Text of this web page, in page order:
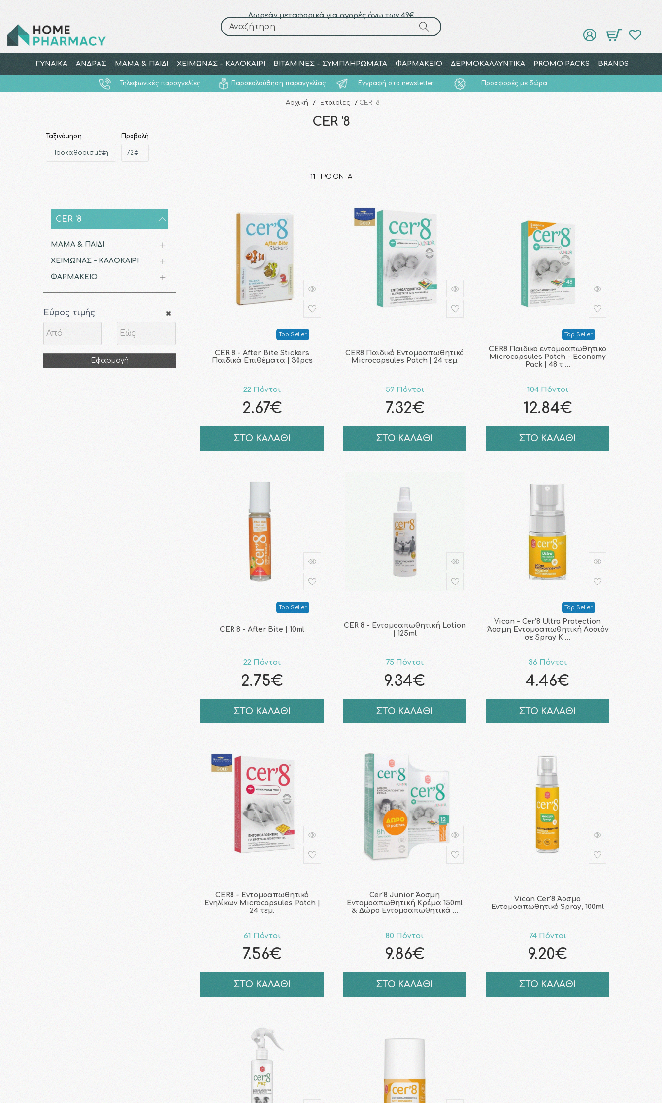
Δωρεάν μεταφορικά για αγορές άνω των 49€
Αναζήτηση
ΓΥΝΑΙΚΑ ΑΝΔΡΑΣ ΜΑΜΑ & ΠΑΙΔΙ ΧΕΙΜΩΝΑΣ - ΚΑΛΟΚΑΙΡΙ ΒΙΤΑΜΙΝΕΣ - ΣΥΜΠΛΗΡΩΜΑΤΑ ΦΑΡΜΑΚΕΙΟ ΔΕΡΜΟΚΑΛΛΥΝΤΙΚΑ PROMO PACKS BRANDS
Τηλεφωνικές παραγγελίες Παρακολούθηση παραγγελίας Εγγραφή στο newsletter Προσφορές με δώρα
Αναζήτηση
Αρχική / Εταιρίες / CER '8
CER '8
Ταξινόμηση Προβολή
11 ΠΡΟΪΌΝΤΑ
CER '8
ΜΑΜΑ & ΠΑΙΔΙ
ΧΕΙΜΩΝΑΣ - ΚΑΛΟΚΑΙΡΙ
ΦΑΡΜΑΚΕΙΟ
Εύρος τιμής
Εφαρμογή
Top Seller
CER 8 - After Bite Stickers
Παιδικά Επιθέματα | 30pcs
22 Πόντοι
2.67€
ΣΤΟ ΚΑΛΑΘΙ
CER8 Παιδικό Εντομοαπωθητικό
Microcapsules Patch | 24 τεμ.
59 Πόντοι
7.32€
ΣΤΟ ΚΑΛΑΘΙ
Top Seller
CER8 Παιδικο εντομοαπωθητικο
Microcapsules Patch - Economy
Pack | 48 τ …
104 Πόντοι
12.84€
ΣΤΟ ΚΑΛΑΘΙ
Top Seller
CER 8 - After Bite | 10ml
22 Πόντοι
2.75€
ΣΤΟ ΚΑΛΑΘΙ
CER 8 - Εντομοαπωθητική Lotion
| 125ml
75 Πόντοι
9.34€
ΣΤΟ ΚΑΛΑΘΙ
Top Seller
Vican - Cer’8 Ultra Protection
Άοσμη Εντομοαπωθητική Λοσιόν
σε Spray Κ …
36 Πόντοι
4.46€
ΣΤΟ ΚΑΛΑΘΙ
CER8 - Εντομοαπωθητικό
Ενηλίκων Microcapsules Patch |
24 τεμ.
61 Πόντοι
7.56€
ΣΤΟ ΚΑΛΑΘΙ
Cer'8 Junior Άοσμη
Εντομοαπωθητική Κρέμα 150ml
& Δώρο Εντομοαπωθητικά …
80 Πόντοι
9.86€
ΣΤΟ ΚΑΛΑΘΙ
Vican Cer'8 Άοσμο
Εντομοαπωθητικό Spray, 100ml
74 Πόντοι
9.20€
ΣΤΟ ΚΑΛΑΘΙ